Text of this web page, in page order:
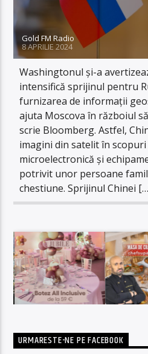
Gold FM Radio
8 APRILIE 2024
Washingtonul şi-a
intensifică sprijinul pentru
furnizarea de informaţii
ajuta Moscova în războiul
scrie Bloomberg. Astfel,
imagini din satelit în
microelectronică şi
potrivit unor persoane
chestiune. Sprijinul Chinei
URMARESTE-NE PE FACEBOOK